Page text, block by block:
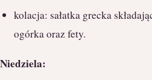
kolacja: sałatka grecka
ogórka oraz fety.
Niedziela: